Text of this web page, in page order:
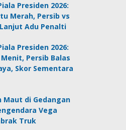
Presiden 2026:
Merah, Persib vs
Adu Penalti
Presiden 2026:
Persib Balas
Skor Sementara
Maut di Gedangan
Vega
Truk